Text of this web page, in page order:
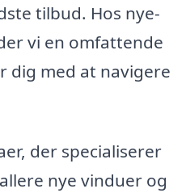
tilbud. Hos nye-
vi en omfattende
med at navigere
der specialiserer
nye vinduer og